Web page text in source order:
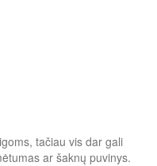
tačiau vis dar gali
ar šaknų puvinys.